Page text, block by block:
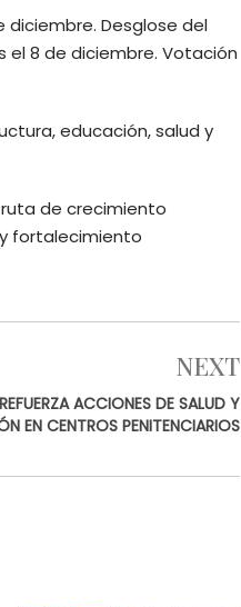
diciembre. Desglose del
el 8 de diciembre. Votación
educación, salud y
de crecimiento
fortalecimiento
NEXT
ACCIONES DE SALUD Y
EN CENTROS PENITENCIARIOS